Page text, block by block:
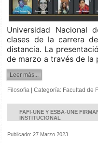
Universidad Nacional
clases de la carrera
distancia. La
de marzo a través de la
Leer más...
Filosofia |Categoría: Facultad de
FAFI-UNE Y ESBA-UNE
INSTITUCIONAL
Publicado: 27 Marzo 2023